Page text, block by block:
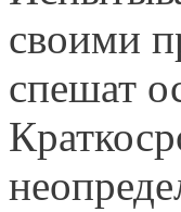
своими
спешат